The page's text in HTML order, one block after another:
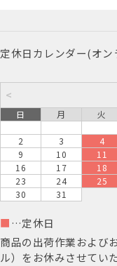
定休日カレンダー(オン
<
日 月 火
2
3 4
9
10 11
16
17 18
23
24 25
30
31
■ …定休日
商品の出荷作業および
ル）をお休みさせてい